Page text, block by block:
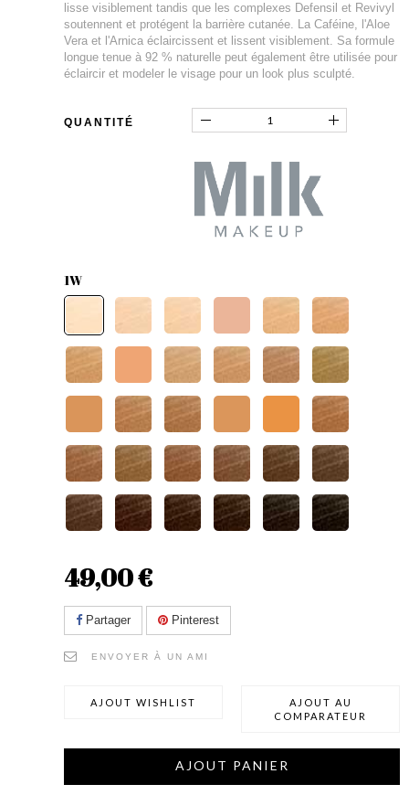
lisse visiblement tandis que les complexes Defensil et Revivyl
soutennent et protégent la barrière cutanée. La Caféine, l'Aloe
Vera et l'Arnica éclaircissent et lissent visiblement. Sa formule
longue tenue à 92 % naturelle peut également être utilisée pour
éclaircir et modeler le visage pour un look plus sculpté.
QUANTITÉ
1W
49,00 €
Partager Pinterest
ENVOYER À UN AMI
AJOUT WISHLIST
AJOUT AU
COMPARATEUR
AJOUT PANIER